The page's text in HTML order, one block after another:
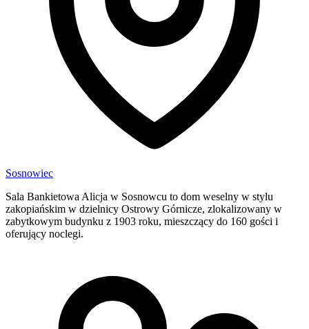
Sosnowiec
Sala Bankietowa Alicja w Sosnowcu to dom weselny w stylu
zakopiańskim w dzielnicy Ostrowy Górnicze, zlokalizowany w
zabytkowym budynku z 1903 roku, mieszczący do 160 gości i
oferujący noclegi.